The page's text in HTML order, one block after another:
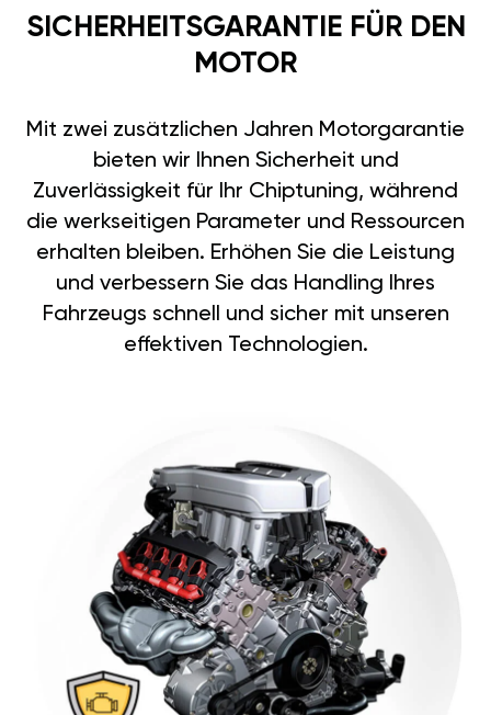
SICHERHEITSGARANTIE FÜR DEN
MOTOR
Mit zwei zusätzlichen Jahren Motorgarantie
bieten wir Ihnen Sicherheit und
Zuverlässigkeit für Ihr Chiptuning, während
die werkseitigen Parameter und Ressourcen
erhalten bleiben. Erhöhen Sie die Leistung
und verbessern Sie das Handling Ihres
Fahrzeugs schnell und sicher mit unseren
effektiven Technologien.